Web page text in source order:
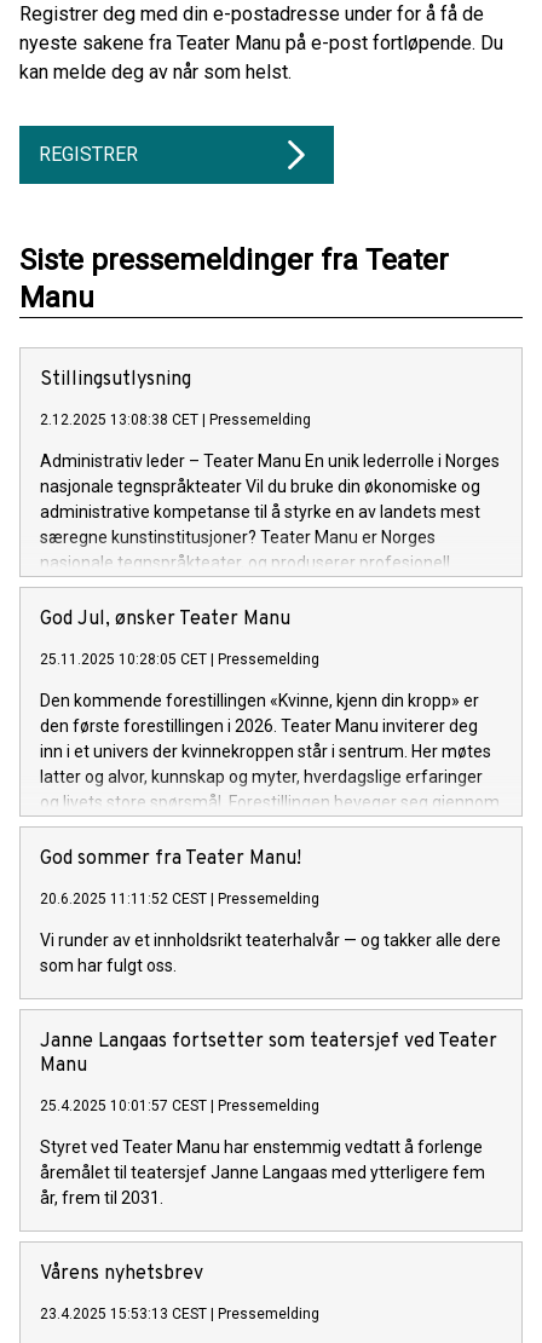
Registrer deg med din e-postadresse under for å få de
nyeste sakene fra Teater Manu på e-post fortløpende. Du
kan melde deg av når som helst.
REGISTRER
Siste pressemeldinger fra Teater
Manu
Stillingsutlysning
2.12.2025 13:08:38 CET | Pressemelding
Administrativ leder – Teater Manu En unik lederrolle i Norges
nasjonale tegnspråkteater Vil du bruke din økonomiske og
administrative kompetanse til å styrke en av landets mest
særegne kunstinstitusjoner? Teater Manu er Norges
nasjonale tegnspråkteater, og produserer profesjonell
scenekunst. Vårt kjernepublikum er den tegnspråklige
befolkningen, men forestillingene er også åpne og
solid økonomisk forståelse, god struktur og trygg forankring i
det tegnspråklige miljøet. Stillingen er sentral i teatrets
videre utvikling – og passer for deg som kombinerer faglig
tyngde med kulturell forståelse, og som ønsker å bidra til et
teater der tegnspråk og døvekultur står i sentrum.
God Jul, ønsker Teater Manu
25.11.2025 10:28:05 CET | Pressemelding
Den kommende forestillingen «Kvinne, kjenn din kropp» er
den første forestillingen i 2026. Teater Manu inviterer deg
inn i et univers der kvinnekroppen står i sentrum. Her møtes
latter og alvor, kunnskap og myter, hverdagslige erfaringer
og livets store spørsmål. Forestillingen beveger seg gjennom
livets mange faser: fra barndommens nysgjerrighet til
pubertet og menstruasjon, fra seksualitet og orgasme til
det om mer enn å ramse opp fakta – tabuer utfordres, og
skjulte fortellinger får nytt lys. Med et skråblikk, sterke
visuelle uttrykk og en leken, sanselig form skapes et rom for
både latter, undring og gjenkjennelse. Kvinne, kjenn din
kropp er en forestilling som tør å stille spørsmål mange helst
unngår – og som gir publikum en opplevelse av både frihet,
styrke og fellesskap. Dette er en modig og livsnær
varme. Til denne forestillingen har vi valgt at kvinner kan
God sommer fra Teater Manu!
20.6.2025 11:11:52 CEST | Pressemelding
Vi runder av et innholdsrikt teaterhalvår — og takker alle dere
som har fulgt oss.
Janne Langaas fortsetter som teatersjef ved Teater
Manu
25.4.2025 10:01:57 CEST | Pressemelding
Styret ved Teater Manu har enstemmig vedtatt å forlenge
åremålet til teatersjef Janne Langaas med ytterligere fem
år, frem til 2031.
Vårens nyhetsbrev
23.4.2025 15:53:13 CEST | Pressemelding